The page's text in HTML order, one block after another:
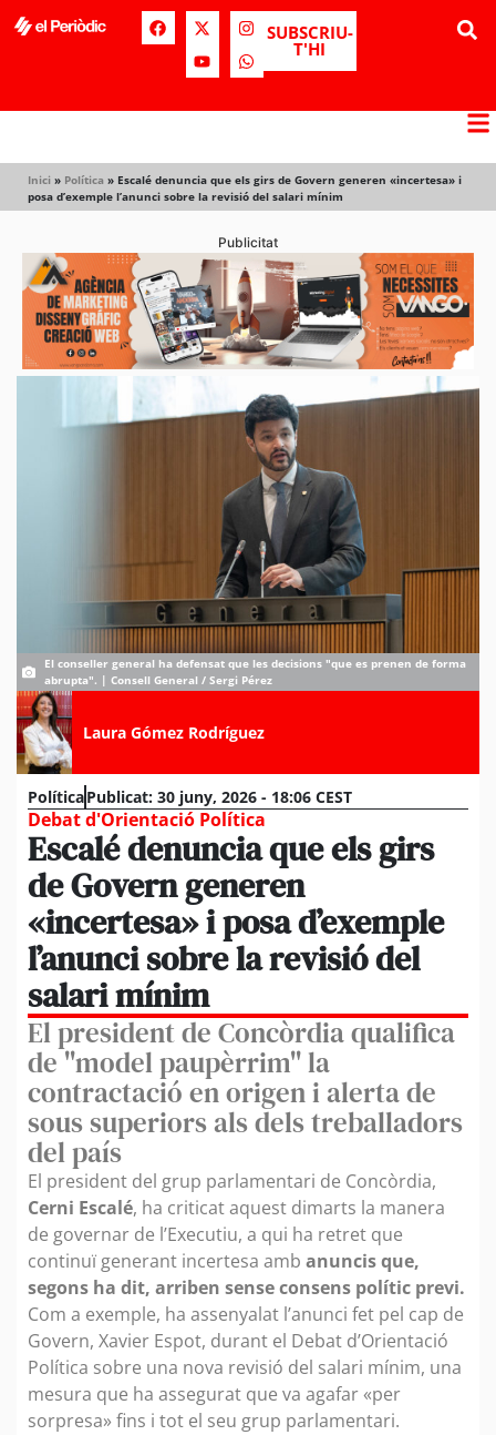
SUBSCRIU-
T'HI
Inici » Política » Escalé denuncia que els girs de Govern generen «incertesa» i
posa d’exemple l’anunci sobre la revisió del salari mínim
Publicitat
El conseller general ha defensat que les decisions "que es prenen de forma
abrupta". | Consell General / Sergi Pérez
Laura Gómez Rodríguez
PolíticaPublicat: 30 juny, 2026 - 18:06 CEST
Debat d'Orientació Política
Escalé denuncia que els girs
de Govern generen
«incertesa» i posa d’exemple
l’anunci sobre la revisió del
salari mínim
El president de Concòrdia qualifica
de "model paupèrrim" la
contractació en origen i alerta de
sous superiors als dels treballadors
del país
El president del grup parlamentari de Concòrdia,
Cerni Escalé, ha criticat aquest dimarts la manera
de governar de l’Executiu, a qui ha retret que
continuï generant incertesa amb anuncis que,
segons ha dit, arriben sense consens polític previ.
Com a exemple, ha assenyalat l’anunci fet pel cap de
Govern, Xavier Espot, durant el Debat d’Orientació
Política sobre una nova revisió del salari mínim, una
mesura que ha assegurat que va agafar «per
sorpresa» fins i tot el seu grup parlamentari.